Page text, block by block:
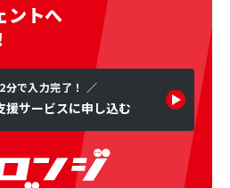
ントへ
分で入力完了！ ／
援サービスに申し込む